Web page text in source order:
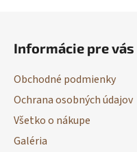
Informácie pre vás
Obchodné podmienky
Ochrana osobných údajov
Všetko o nákupe
Galéria